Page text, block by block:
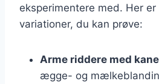
eksperimentere med. Her
variationer, du kan prøve:
Arme riddere med
ægge- og